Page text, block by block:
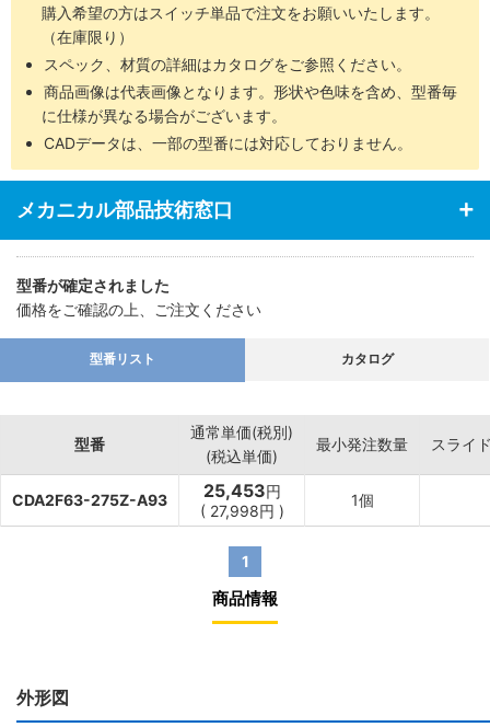
購入希望の方はスイッチ単品で注文をお願いいたします。
（在庫限り）
スペック、材質の詳細はカタログをご参照ください。
商品画像は代表画像となります。形状や色味を含め、型番毎
に仕様が異なる場合がございます。
CADデータは、一部の型番には対応しておりません。
メカニカル部品技術窓口
型番が確定されました
価格をご確認の上、ご注文ください
型番リスト カタログ
型番
通常単価(税別)
(税込単価)
最小発注数量 スライ
CDA2F63-275Z-A93 25,453円
( 27,998円 )
1個
1
商品情報
外形図